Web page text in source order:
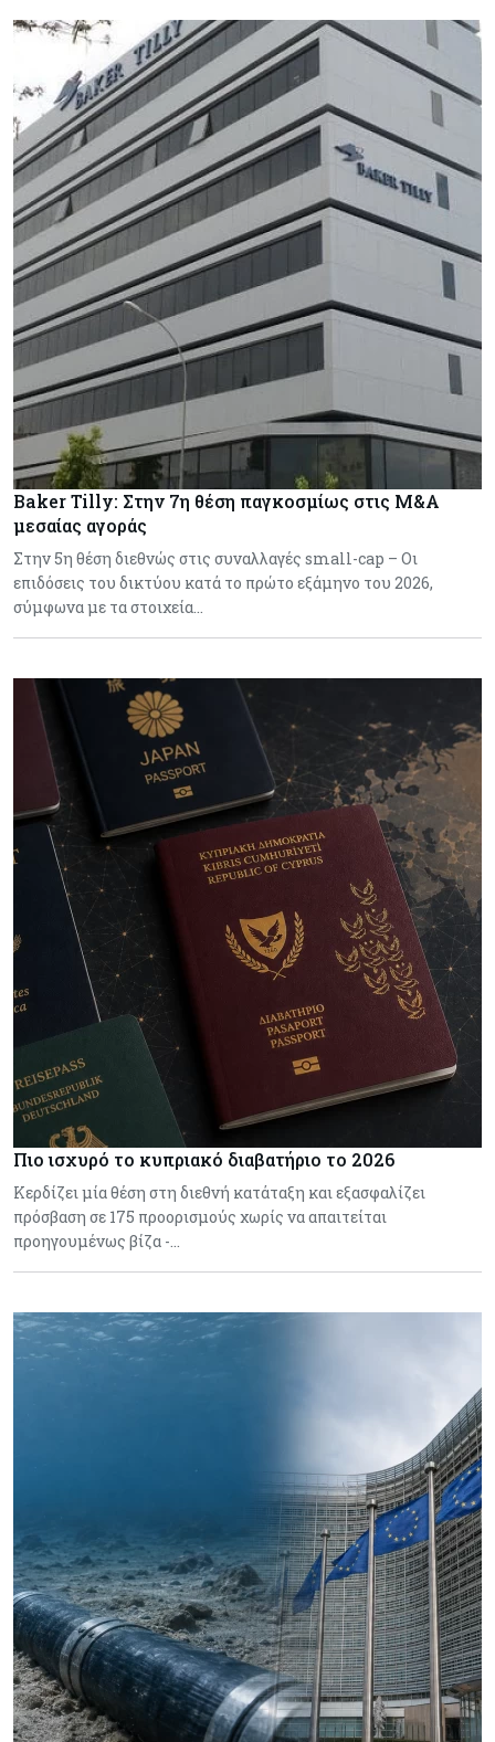
Baker Tilly: Στην 7η θέση παγκοσμίως στις M&A
μεσαίας αγοράς
Στην 5η θέση διεθνώς στις συναλλαγές small-cap – Οι
επιδόσεις του δικτύου κατά το πρώτο εξάμηνο του 2026,
σύμφωνα με τα στοιχεία…
Πιο ισχυρό το κυπριακό διαβατήριο το 2026
Κερδίζει μία θέση στη διεθνή κατάταξη και εξασφαλίζει
πρόσβαση σε 175 προορισμούς χωρίς να απαιτείται
προηγουμένως βίζα -…